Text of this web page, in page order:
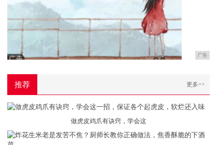
广告
推荐 更多>>
做虎皮鸡爪有诀窍，学会这